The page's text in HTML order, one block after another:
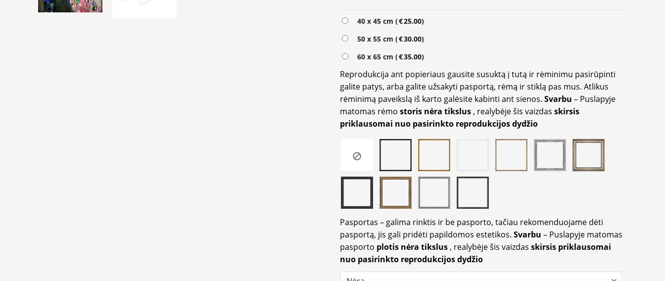
40 x 45 cm (€25.00)
50 x 55 cm (€30.00)
60 x 65 cm (€35.00)
Reprodukcija ant popieriaus gausite susuktą į tutą ir rėminimu pasirūpinti
galite patys, arba galite užsakyti pasportą, rėmą ir stiklą pas mus. Atlikus
rėminimą paveikslą iš karto galėsite kabinti ant sienos. Svarbu – Puslapyje
matomas rėmo storis nėra tikslus , realybėje šis vaizdas skirsis
priklausomai nuo pasirinkto reprodukcijos dydžio
Pasportas – galima rinktis ir be pasporto, tačiau rekomenduojame dėti
pasportą, jis gali pridėti papildomos estetikos. Svarbu – Puslapyje matomas
pasporto plotis nėra tikslus , realybėje šis vaizdas skirsis priklausomai
nuo pasirinkto reprodukcijos dydžio
Alternative: